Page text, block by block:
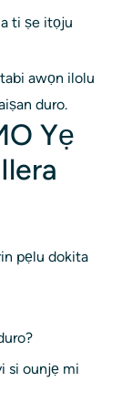
ti ṣe itọju
awọn ilolu
duro.
Yẹ
pẹlu dokita
si ounjẹ mi